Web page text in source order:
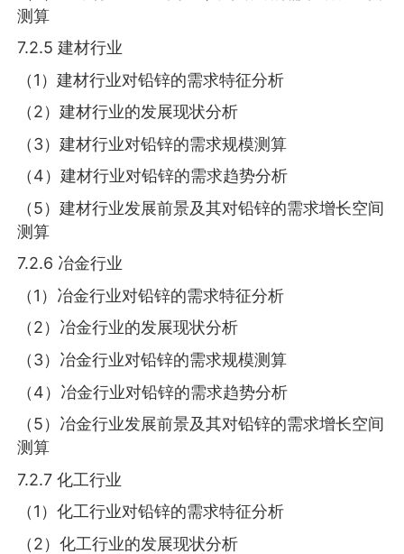
测算
7.2.5 建材行业
（1）建材行业对铅锌的需求特征分析
（2）建材行业的发展现状分析
（3）建材行业对铅锌的需求规模测算
（4）建材行业对铅锌的需求趋势分析
（5）建材行业发展前景及其对铅锌的需求增长空间
测算
7.2.6 冶金行业
（1）冶金行业对铅锌的需求特征分析
（2）冶金行业的发展现状分析
（3）冶金行业对铅锌的需求规模测算
（4）冶金行业对铅锌的需求趋势分析
（5）冶金行业发展前景及其对铅锌的需求增长空间
测算
7.2.7 化工行业
（1）化工行业对铅锌的需求特征分析
（2）化工行业的发展现状分析